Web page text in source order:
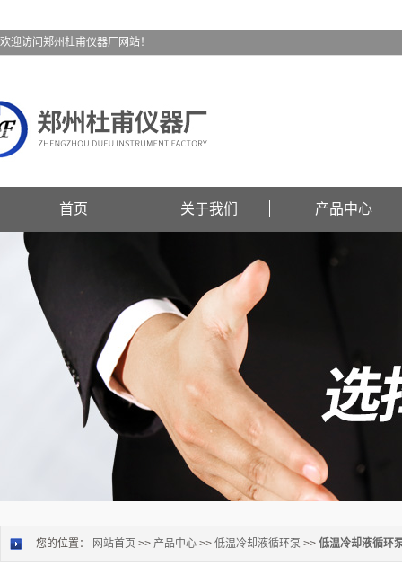
欢迎访问郑州杜甫仪器厂网站！
首页 关于我们 产品中心
您的位置： 网站首页 >> 产品中心 >> 低温冷却液循环泵 >> 低温冷却液循环